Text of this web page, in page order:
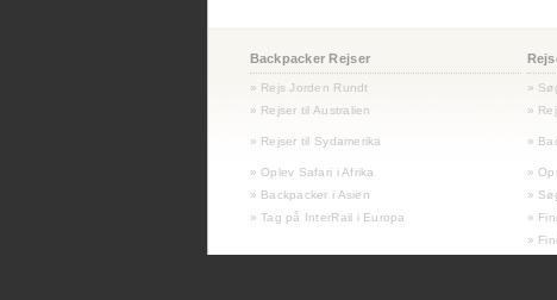
Backpacker Rejser
» Rejs Jorden Rundt »
» Rejser til Australien
»
» Rejser til Sydamerika »
» Oplev Safari i Afrika
»
» Backpacker i Asien
»
» Tag på InterRail i Europa
»
»